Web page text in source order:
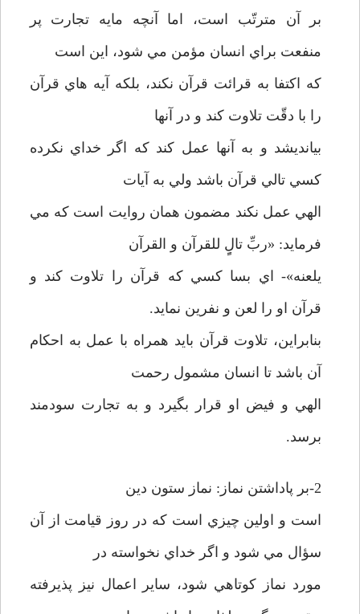
بر آن مترتّب است، اما آنچه مايه تجارت پر
منفعت براي انسان مؤمن مي شود، اين است
که اکتفا به قرائت قرآن نکند، بلکه آيه هاي قرآن
را با دقّت تلاوت کند و در آنها
بيانديشد و به آنها عمل کند که اگر خداي نکرده
کسي تالي قرآن باشد ولي به آيات
الهي عمل نکند مضمون همان روايت است که مي
فرمايد: «ربِّ تالٍِ للقرآن و القرآن
يلعنه»- اي بسا کسي که قرآن را تلاوت کند و
قرآن او را لعن و نفرين نمايد.
بنابراين، تلاوت قرآن بايد همراه با عمل به احکام
آن باشد تا انسان مشمول رحمت
الهي و فيض او قرار بگيرد و به تجارت سودمند
برسد.
2-بر پاداشتن نماز: نماز ستون دين
است و اولين چيزي است که در روز قيامت از آن
سؤال مي شود و اگر خداي نخواسته در
مورد نماز کوتاهي شود، ساير اعمال نيز پذيرفته